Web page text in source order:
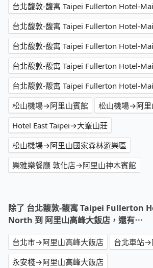
松山機場→阿里山賓館
松山機場→阿里
Hotel East Taipei→大峯山莊
松山機場→阿里山國家森林遊樂區
樂雅樂餐廳 敦化店→阿里山神木賓館
除了 台北馥敦-馥寓 Taipei Fullerton
North 到 阿里山高峰大飯店，還有⋯
台北市→阿里山高峰大飯店
台北車站→
永安棧→阿里山高峰大飯店